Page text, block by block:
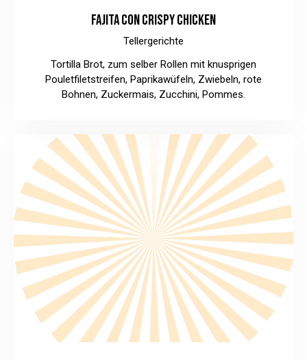
FAJITA CON CRISPY CHICKEN
Tellergerichte
Tortilla Brot, zum selber Rollen mit knusprigen
Pouletfiletstreifen, Paprikawüfeln, Zwiebeln, rote
Bohnen, Zuckermais, Zucchini, Pommes.